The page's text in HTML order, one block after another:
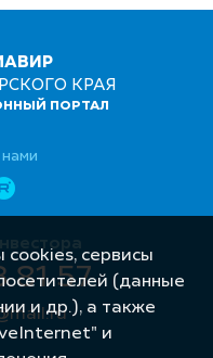
КРАЯ
ПОРТАЛ
81 57
cookies, сервисы
(данные
и др.), а также
и